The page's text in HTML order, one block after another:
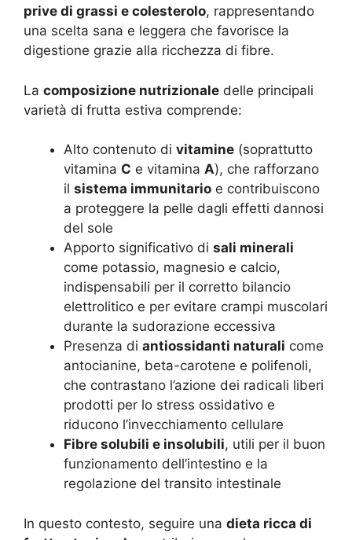
prive di grassi e colesterolo, rappresentando
una scelta sana e leggera che favorisce la
digestione grazie alla ricchezza di fibre.
La composizione nutrizionale delle principali
varietà di frutta estiva comprende:
Alto contenuto di vitamine (soprattutto
vitamina C e vitamina A), che rafforzano
il sistema immunitario e contribuiscono
a proteggere la pelle dagli effetti dannosi
del sole
Apporto significativo di sali minerali
come potassio, magnesio e calcio,
indispensabili per il corretto bilancio
elettrolitico e per evitare crampi muscolari
durante la sudorazione eccessiva
Presenza di antiossidanti naturali come
antocianine, beta-carotene e polifenoli,
che contrastano l’azione dei radicali liberi
prodotti per lo stress ossidativo e
riducono l’invecchiamento cellulare
Fibre solubili e insolubili, utili per il buon
funzionamento dell’intestino e la
regolazione del transito intestinale
In questo contesto, seguire una dieta ricca di